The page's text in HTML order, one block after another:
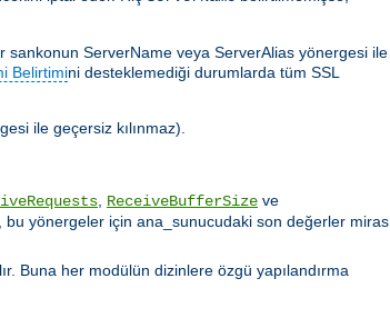
sankonun ServerName veya ServerAlias yönergesi ile
Belirtimini desteklemediği durumlarda tüm SSL
ile geçersiz kılınmaz).
ReceiveBufferSize ve
bu yönergeler için ana_sunucudaki son değerler miras
Buna her modülün dizinlere özgü yapılandırma